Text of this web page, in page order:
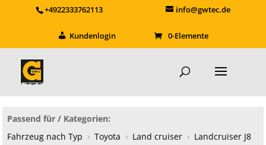
+4922333762113 info@gwtec.de
Kundenlogin 0-Elemente
Passend für / Kategorien:
Fahrzeug nach Typ › Toyota › Land cruiser › Landcruiser J8